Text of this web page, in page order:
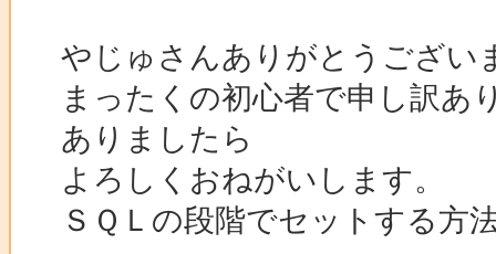
やじゅさんありがとうござい
まったくの初心者で申し訳あ
ありましたら
よろしくおねがいします。
ＳＱＬの段階でセットする方